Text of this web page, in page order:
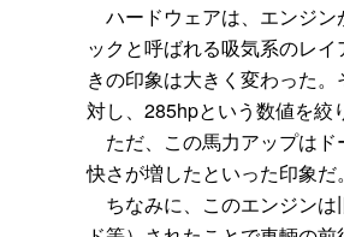
ハードウェアは、エンジン
ックと呼ばれる吸気系のレ
きの印象は大きく変わった
対し、285hpという数値を絞
ただ、この馬力アップはド
快さが増したといった印象だ。
ちなみに、このエンジンは